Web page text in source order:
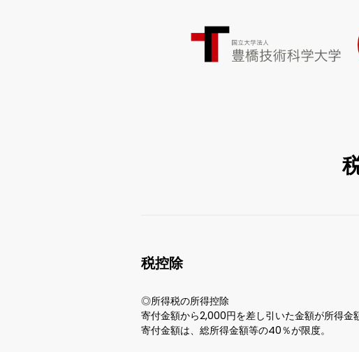
税控除
◎所得税の所得控除
寄付金額から2,000円を差し引いた金額が所得金
寄付金額は、総所得金額等の40％が限度。